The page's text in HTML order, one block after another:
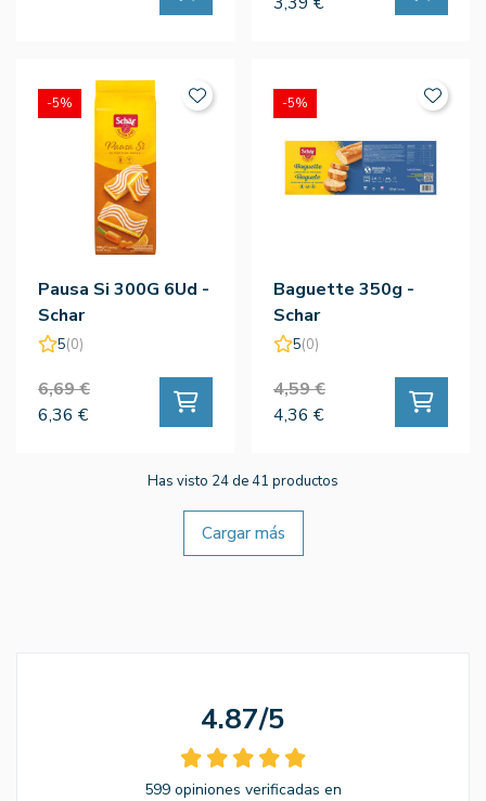
Pausa Si 300G 6Ud -
Schar
5(0)
6,69 €
6,36 €
-5%
Baguette 350g -
Schar
5(0)
4,59 €
4,36 €
-5%
Has visto 24 de 41 productos
Cargar más
4.87/5
599 opiniones verificadas en